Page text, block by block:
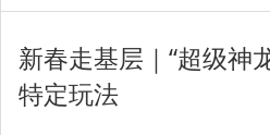
新春走基层｜“超级神
特定玩法